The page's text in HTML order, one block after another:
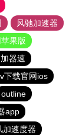
风驰加速器
果版
器速
下载官网ios
outline
app
加速度器